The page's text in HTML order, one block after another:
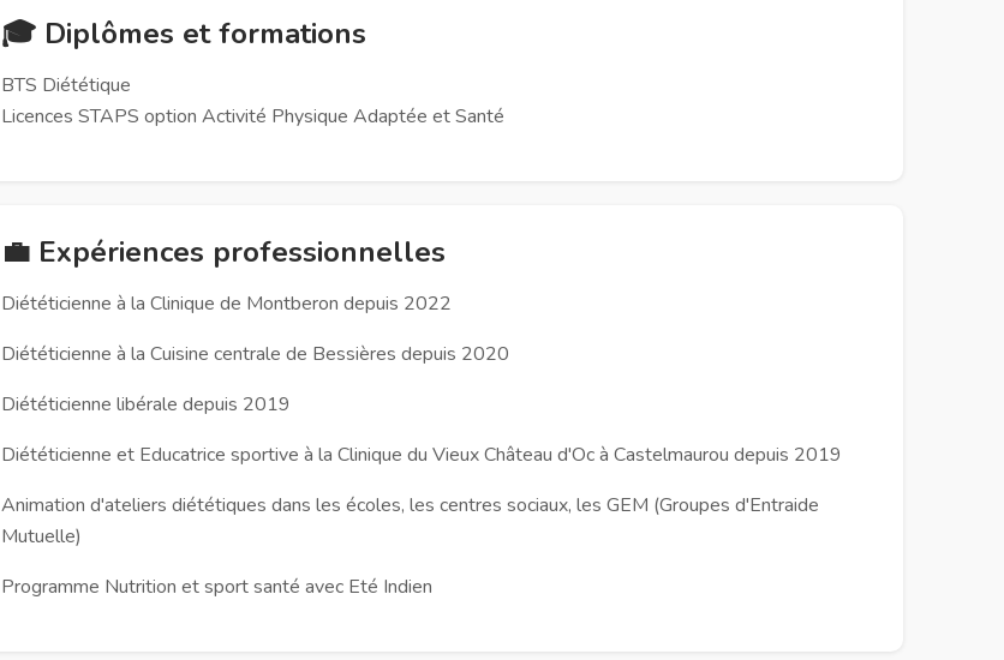
🎓 Diplômes et formations
BTS Diététique
Licences STAPS option Activité Physique Adaptée et Santé
💼 Expériences professionnelles
Diététicienne à la Clinique de Montberon depuis 2022
Diététicienne à la Cuisine centrale de Bessières depuis 2020
Diététicienne libérale depuis 2019
Diététicienne et Educatrice sportive à la Clinique du Vieux Château d'Oc à Castelmaurou depuis 2019
Animation d'ateliers diététiques dans les écoles, les centres sociaux, les GEM (Groupes d'Entraide
Mutuelle)
Programme Nutrition et sport santé avec Eté Indien